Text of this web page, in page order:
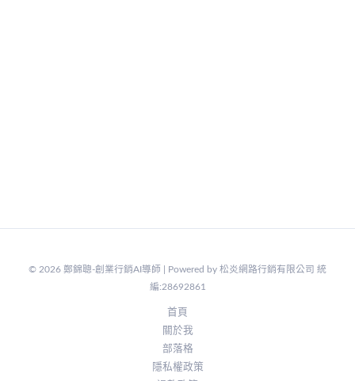
© 2026 鄭錦聰-創業行銷AI導師 | Powered by 松炎網路行銷有限公司 統
編:28692861
首頁
關於我
部落格
隱私權政策